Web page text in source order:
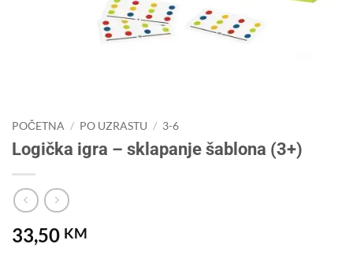
POČETNA / PO UZRASTU / 3-6
Logička igra – sklapanje šablona (3+)
33,50 KM